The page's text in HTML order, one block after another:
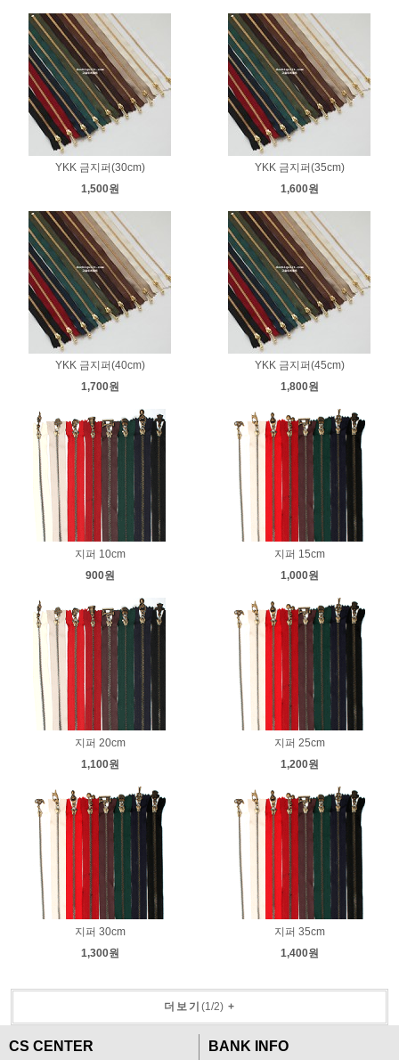
YKK 금지퍼(30cm)
1,500원
YKK 금지퍼(35cm)
1,600원
YKK 금지퍼(40cm)
1,700원
YKK 금지퍼(45cm)
1,800원
지퍼 10cm
900원
지퍼 15cm
1,000원
지퍼 20cm
1,100원
지퍼 25cm
1,200원
지퍼 30cm
1,300원
지퍼 35cm
1,400원
더보기 (1/2)+
CS CENTER BANK INFO